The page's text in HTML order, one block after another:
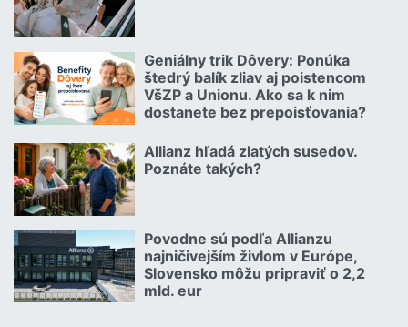
Geniálny trik Dôvery: Ponúka
štedrý balík zliav aj poistencom
VšZP a Unionu. Ako sa k nim
dostanete bez prepoisťovania?
06.07.2026 | | redakcia
Allianz hľadá zlatých susedov.
Poznáte takých?
08.07.2026 |
Povodne sú podľa Allianzu
najničivejším živlom v Európe,
Slovensko môžu pripraviť o 2,2
mld. eur
23.07.2026 |